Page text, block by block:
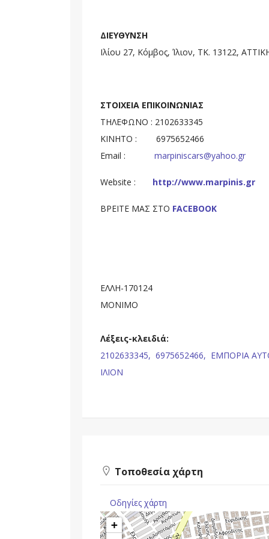
ΔΙΕΥΘΥΝΣΗ
Ιλίου 27, Κόμβος, Ίλιον, ΤΚ. 13122,
ΣΤΟΙΧΕΙΑ ΕΠΙΚΟΙΝΩΝΙΑΣ
ΤΗΛΕΦΩΝΟ : 2102633345
ΚΙΝΗΤΟ : 6975652466
Email : marpiniscars@yahoo.gr
Website : http://www.marpinis.gr
ΒΡΕΙΤΕ ΜΑΣ ΣΤΟ FACEBOOK
ΕΛΛΗ-170124
ΜΟΝΙΜΟ
Λέξεις-κλειδιά:
2102633345, 6975652466, ΕΜΠΟΡΙΑ
ΙΛΙΟΝ
Τοποθεσία χάρτη
Οδηγίες χάρτη
+